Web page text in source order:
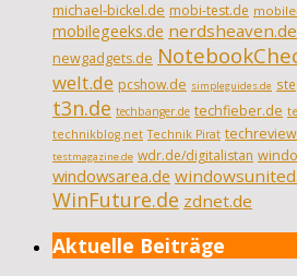
michael-bickel.de mobi-test.de
mobilegeeks.de nerdsheaven.de
newgadgets.de
welt.de pcshow.de simpleguides.de
t3n.de techbanger.de techfieber.de
technikblog.net Technik Pirat
testmagazine.de wdr.de/digitalistan
windowsarea.de
WinFuture.de zdnet.de
Aktuelle Beiträge